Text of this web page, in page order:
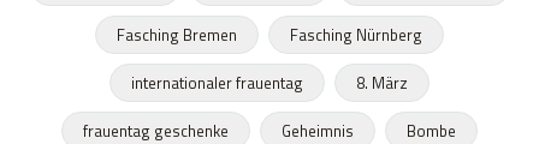
Fasching Bremen
Fasching Nürnberg
internationaler frauentag
8. März
frauentag geschenke
Geheimnis
Bombe